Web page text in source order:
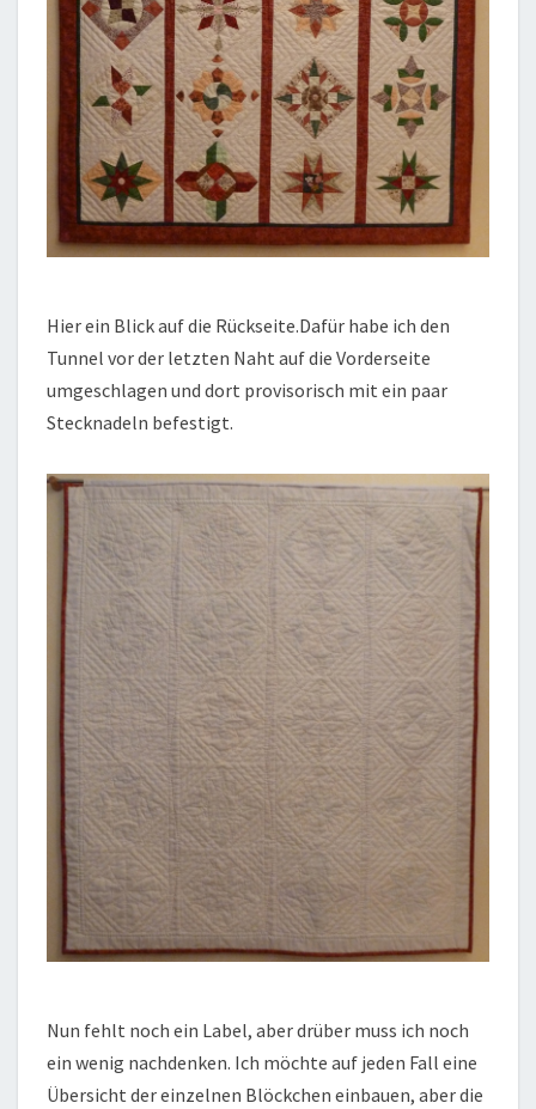
Hier ein Blick auf die Rückseite.Dafür habe ich den
Tunnel vor der letzten Naht auf die Vorderseite
umgeschlagen und dort provisorisch mit ein paar
Stecknadeln befestigt.
Nun fehlt noch ein Label, aber drüber muss ich noch
ein wenig nachdenken. Ich möchte auf jeden Fall eine
Übersicht der einzelnen Blöckchen einbauen, aber die